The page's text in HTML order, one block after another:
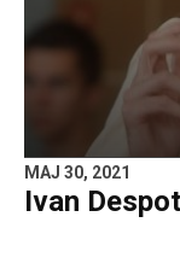
MAJ 30, 2021
Ivan